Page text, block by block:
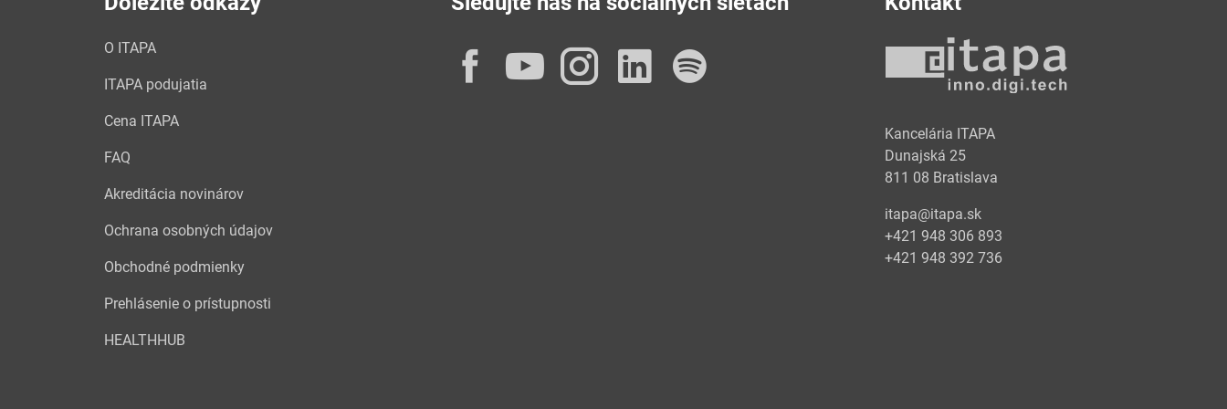
O ITAPA
ITAPA podujatia
Cena ITAPA
FAQ
Akreditácia novinárov
Ochrana osobných údajov
Obchodné podmienky
Prehlásenie o prístupnosti
HEALTHHUB
Facebook
YouTube
Instagram
LinkedIn
Kancelária ITAPA
Dunajská 25
811 08 Bratislava
itapa@itapa.sk
+421 948 306 893
+421 948 392 736